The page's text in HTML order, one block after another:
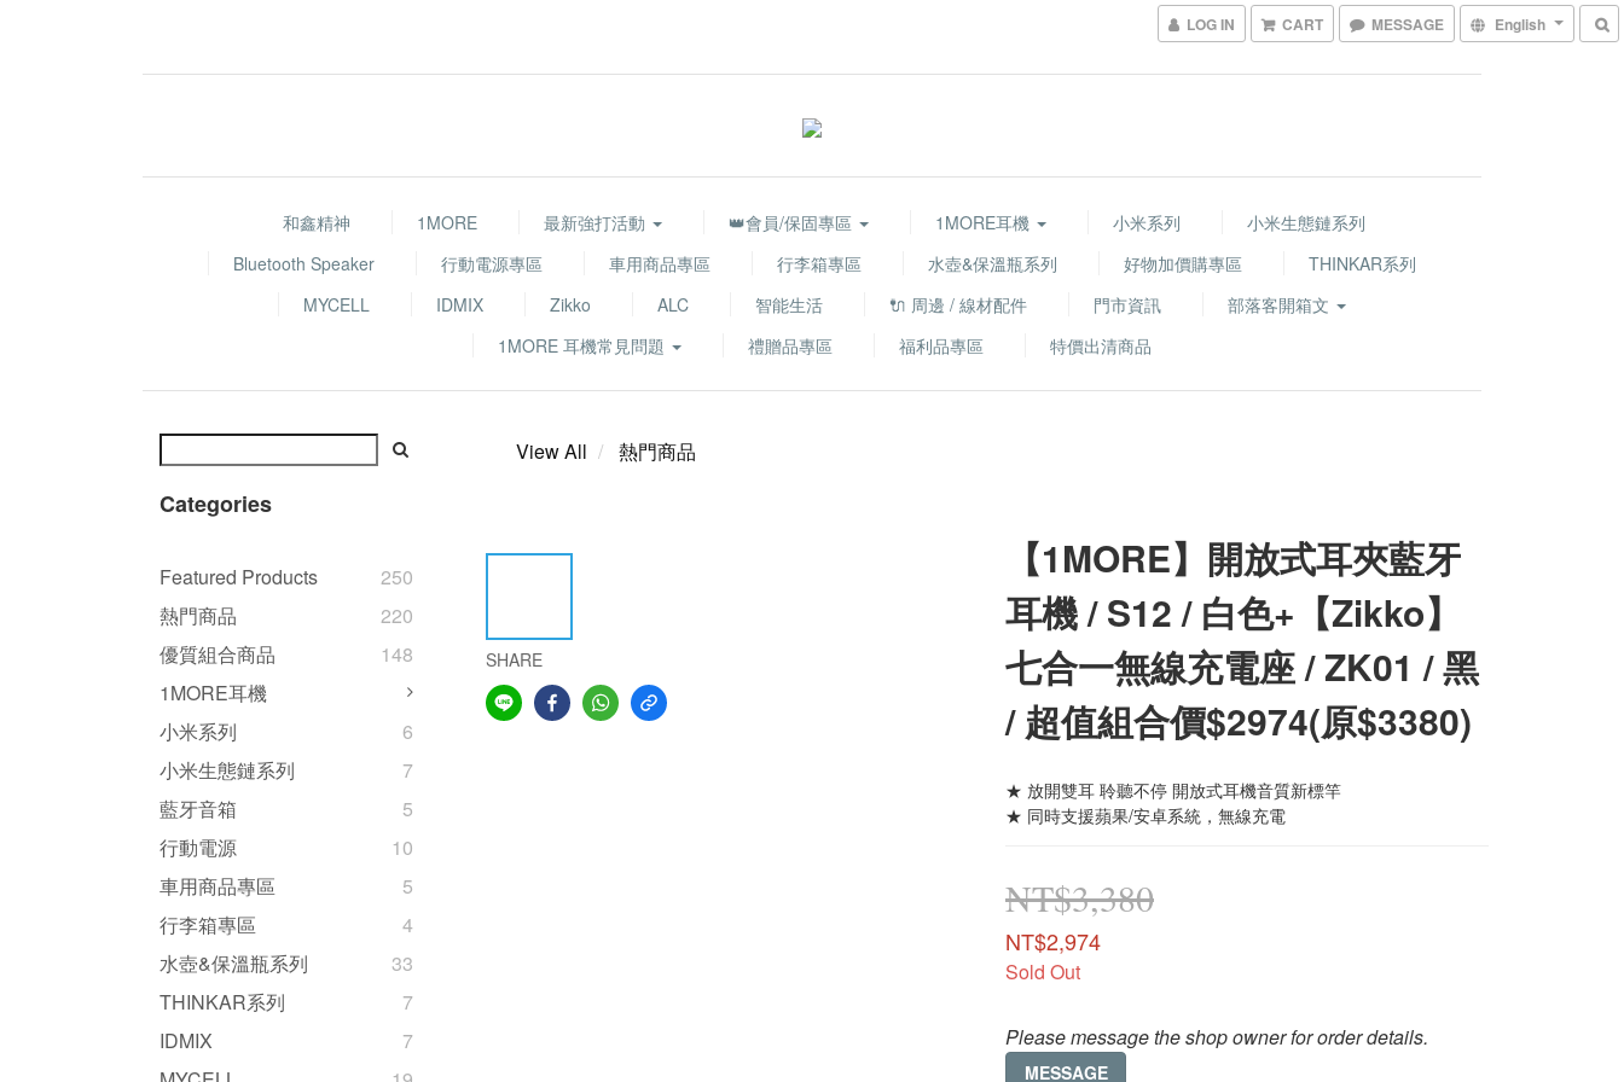
LOG IN CART MESSAGE English
和鑫精神 1MORE 最新強打活動 👑會員/保固專區 1MORE耳機 小米系列
小米生態鏈系列
Bluetooth Speaker
行動電源專區 車用商品專區 行李箱專區 水壺&保溫瓶系列 好物加價購專區
THINKAR系列
MYCELL
IDMIX Zikko ALC 智能生活 🔌 周邊 / 線材配件 門市資訊
部落客開箱文
1MORE 耳機常見問題
禮贈品專區 福利品專區 特價出清商品
Categories
Featured Products
250
熱門商品
220
優質組合商品
148
1MORE耳機
小米系列
6
小米生態鏈系列
7
藍牙音箱
5
行動電源
10
車用商品專區
5
行李箱專區
4
水壺&保溫瓶系列
33
THINKAR系列
7
IDMIX
7
View All 熱門商品
SHARE
【1MORE】開放式耳夾藍牙
耳機 / S12 / 白色+【Zikko】
七合一無線充電座 / ZK01 / 黑
/ 超值組合價$2974(原$3380)
★ 放開雙耳 聆聽不停 開放式耳機音質新標竿
★ 同時支援蘋果/安卓系統，無線充電
NT$3,380
NT$2,974
Sold Out
Please message the shop owner for order details.
MESSAGE